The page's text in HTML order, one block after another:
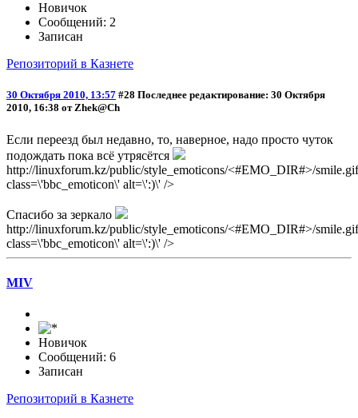
Новичок
Сообщений: 2
Записан
Репозиторий в Казнете
30 Октября 2010, 13:57 #28 Последнее редактирование: 30 Октября
2010, 16:38 от Zhek@Ch
Если переезд был недавно, то, наверное, надо просто чуток
подождать пока всё утрясётся
http://linuxforum.kz/public/style_emoticons/<#EMO_DIR#>/
class=\'bbc_emoticon\' alt=\':)\' />
Спасибо за зеркало
http://linuxforum.kz/public/style_emoticons/<#EMO_DIR#>/
class=\'bbc_emoticon\' alt=\':)\' />
MIV
Новичок
Сообщений: 6
Записан
Репозиторий в Казнете